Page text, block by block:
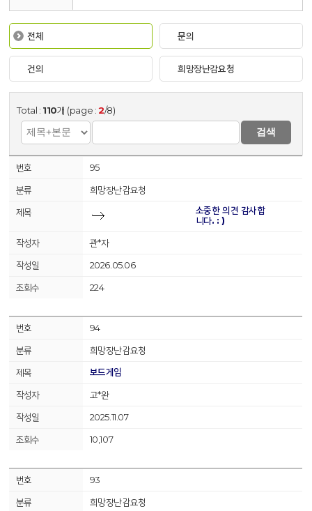
전체 문의
건의 희망장난감요청
Total : 110개 (page :2/8)
검색
95
희망장난감요청
소중한 의견 감사합
니다. : )
관*자
2026.05.06
224
94
희망장난감요청
보드게임
고*완
2025.11.07
10,107
93
희망장난감요청